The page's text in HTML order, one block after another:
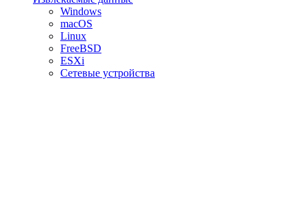
Windows
macOS
Linux
FreeBSD
ESXi
Сетевые устройства